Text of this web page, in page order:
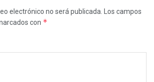
electrónico no será publicada.
Los campos
con *